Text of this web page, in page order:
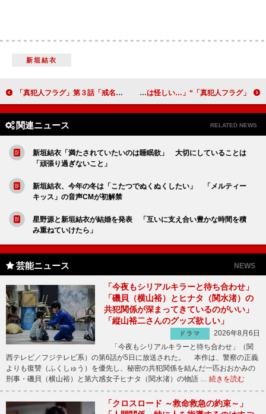
新垣結衣
「真犯人フラグ」第３話「戒名が不穏過ぎて怖い」 「遺影を拝んでいたのは生駒里奈か宮沢りえか？」 「真犯人フラグ」“一星”佐野勇斗の正体に疑問の声 「一星の説明が全部本当なのかは怪しい…」
関連ニュース RELATED NEWS
新垣結衣「満たされていたいのは睡眠欲」 大切にしていることは
「頑張り過ぎないこと」
新垣結衣、今年の冬は「こたつでぬくぬくしたい」 「メルティー
キッス」の音声CMが初解禁
星野源と新垣結衣が結婚を発表 「互いに支え合い豊かな時間を積
み重ねていけたら」
芸能ニュース NEWS
「今夜もシリアルキラーと待ち合わせ」
「磯貝（横山裕）とヒナタ（関水渚）の
共犯関係が深まってきているのがいい」
「縦山裕二さんのグッズ欲しい」
ドラマ
2026年8月6日
「今夜もシリアルキラーと待ち合わせ」（関
西テレビ／フジテレビ系）の第6話が5日に放送された。 本作は、警察の正義
よりも復讐（ふくしゅう）を優先し、秘密の共犯関係を結んだ一匹おおかみの
刑事・磯貝（横山裕）と第六感女子ヒナタ（関水渚）の物語 … 続きを読む
「クロスロード ～救命救急の約束～」